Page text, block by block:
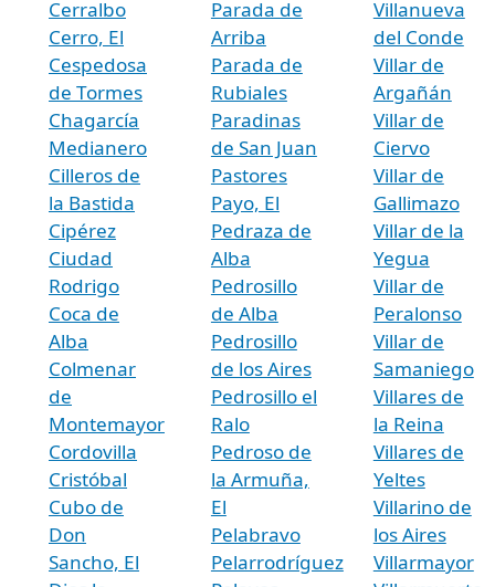
Cerralbo
Cerro, El
Cespedosa
de Tormes
Chagarcía
Medianero
Cilleros de
la Bastida
Cipérez
Ciudad
Rodrigo
Coca de
Alba
Colmenar
de
Montemayor
Cordovilla
Cristóbal
Cubo de
Don
Sancho, El
Parada de
Arriba
Parada de
Rubiales
Paradinas
de San Juan
Pastores
Payo, El
Pedraza de
Alba
Pedrosillo
de Alba
Pedrosillo
de los Aires
Pedrosillo el
Ralo
Pedroso de
la Armuña,
El
Pelabravo
Pelarrodríguez
Villanueva
del Conde
Villar de
Argañán
Villar de
Ciervo
Villar de
Gallimazo
Villar de la
Yegua
Villar de
Peralonso
Villar de
Samaniego
Villares de
la Reina
Villares de
Yeltes
Villarino de
los Aires
Villarmayor